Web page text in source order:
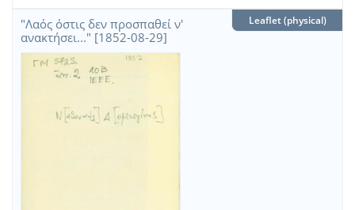
"Λαός όστις δεν προσπαθεί ν'
ανακτήσει..." [1852-08-29]
Leaflet (physical)